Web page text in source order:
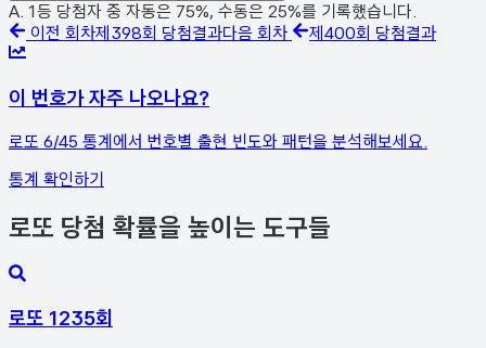
A. 1등 당첨자 중 자동은 75%, 수동은 25%를 기록했습니다.
이전 회차제 398회 당첨결과다음 회차 제 400회 당첨결과
이 번호가 자주 나오나요?
로또 6/45 통계에서 번호별 출현 빈도와 패턴을 분석해보세요.
통계 확인하기
로또 당첨 확률을 높이는 도구들
로또 1235회